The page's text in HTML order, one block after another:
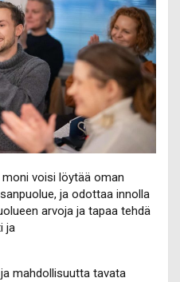
voisi löytää oman
ja odottaa innolla
arvoja ja tapaa tehdä
ja
mahdollisuutta tavata